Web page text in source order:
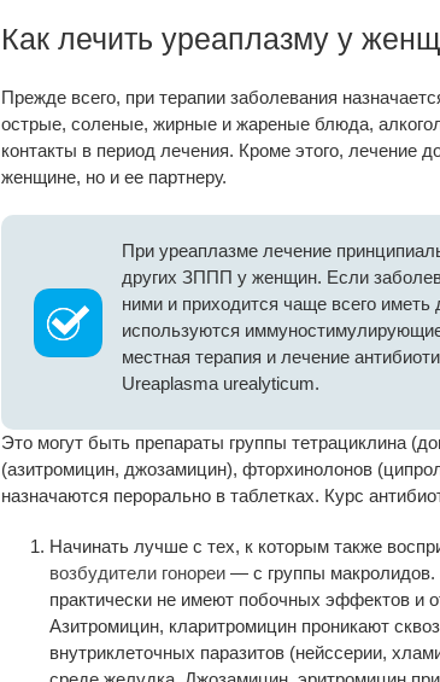
Как лечить уреаплазму у
Прежде всего, при терапии заболевания
острые, соленые, жирные и жареные блюда,
контакты в период лечения. Кроме этого, лечение
женщине, но и ее партнеру.
При уреаплазме лечение
других ЗППП у женщин. Если
ними и приходится чаще всего иметь
используются
местная терапия и лечение
Ureaplasma urealyticum.
Это могут быть препараты группы тетрациклина
(азитромицин, джозамицин), фторхинолонов
назначаются перорально в таблетках. Курс
Начинать лучше с тех, к которым также
возбудители гонореи— с группы
практически не имеют побочных эффектов и
Азитромицин, кларитромицин проникают
внутриклеточных паразитов (нейссерии,